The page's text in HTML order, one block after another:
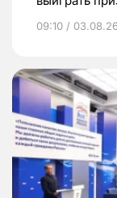
09:10 / 03.08.26